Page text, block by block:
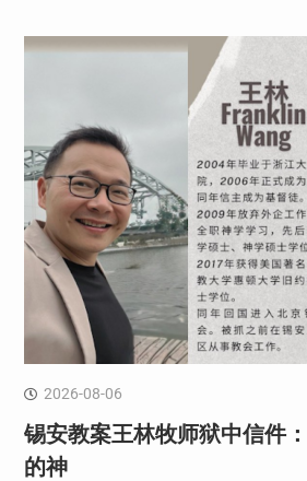
2026-08-06
锡安教案王林牧师狱中信件
的神